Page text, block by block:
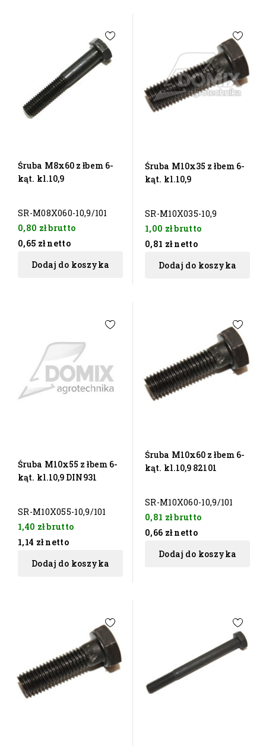
Śruba M8x60 z łbem 6-
kąt. kl.10,9
SR-M08X060-10,9/101
0,80 złbrutto
0,65 zł netto
Dodaj do koszyka
Śruba M10x35 z łbem 6-
kąt. kl.10,9
SR-M10X035-10,9
1,00 złbrutto
0,81 zł netto
Dodaj do koszyka
Śruba M10x55 z łbem 6-
kąt. kl.10,9 DIN931
SR-M10X055-10,9/101
1,40 złbrutto
1,14 zł netto
Dodaj do koszyka
Śruba M10x60 z łbem 6-
kąt. kl.10,9 82101
SR-M10X060-10,9/101
0,81 złbrutto
0,66 zł netto
Dodaj do koszyka